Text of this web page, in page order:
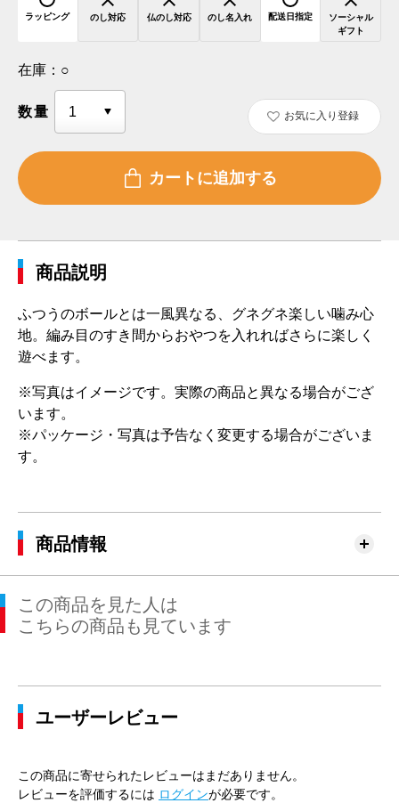
ラッピング のし対応 仏のし対応 のし名入れ 配送日指定
ソーシャル
ギフト
在庫： ○
数量 お気に入り登録
商品説明
ふつうのボールとは一風異なる、グネグネ楽しい噛み心
地。編み目のすき間からおやつを入れればさらに楽しく
遊べます。
※写真はイメージです。実際の商品と異なる場合がござ
います。
※パッケージ・写真は予告なく変更する場合がございま
す。
商品情報
この商品を見た人は
こちらの商品も見ています
ユーザーレビュー
この商品に寄せられたレビューはまだありません。
レビューを評価するには ログインが必要です。